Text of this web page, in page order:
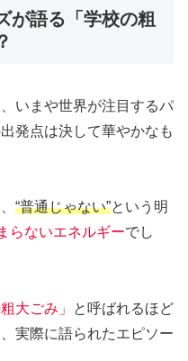
が語る「学校の粗
いまや世界が注目するパ
発点は決して華やかなも
“普通じゃない”という明
らないエネルギーでし
大ごみ」
と呼ばれるほど
実際に語られたエピソー